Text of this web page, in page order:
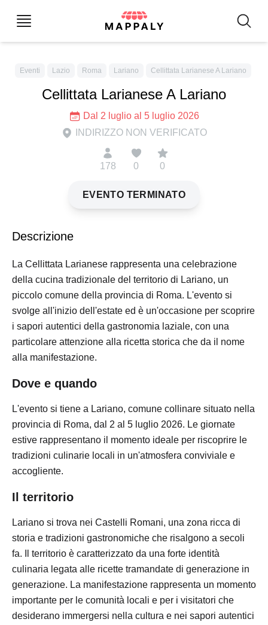
Eventi Lazio Roma Lariano Cellittata Larianese A Lariano
Cellittata Larianese A Lariano
Dal 2 luglio al 5 luglio 2026
INDIRIZZO NON VERIFICATO
178 0 0
EVENTO TERMINATO
Descrizione
La Cellittata Larianese rappresenta una celebrazione
della cucina tradizionale del territorio di Lariano, un
piccolo comune della provincia di Roma. L'evento si
svolge all'inizio dell'estate ed è un'occasione per scoprire
i sapori autentici della gastronomia laziale, con una
particolare attenzione alla ricetta storica che da il nome
alla manifestazione.
Dove e quando
L'evento si tiene a Lariano, comune collinare situato nella
provincia di Roma, dal 2 al 5 luglio 2026. Le giornate
estive rappresentano il momento ideale per riscoprire le
tradizioni culinarie locali in un'atmosfera conviviale e
accogliente.
Il territorio
Lariano si trova nei Castelli Romani, una zona ricca di
storia e tradizioni gastronomiche che risalgono a secoli
fa. Il territorio è caratterizzato da una forte identità
culinaria legata alle ricette tramandate di generazione in
generazione. La manifestazione rappresenta un momento
importante per le comunità locali e per i visitatori che
desiderano immergersi nella cultura e nei sapori autentici